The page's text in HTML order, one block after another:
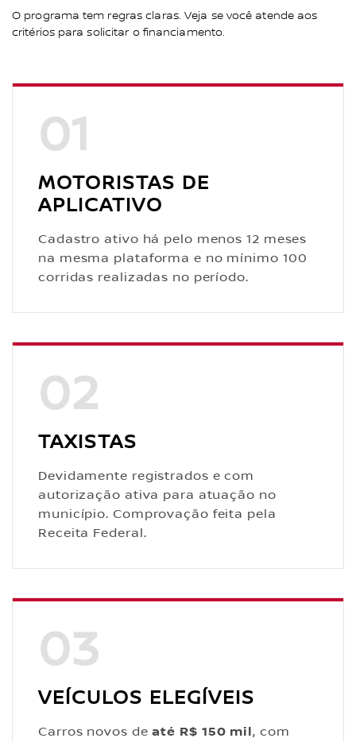
O programa tem regras claras. Veja se você atende aos
critérios para solicitar o financiamento.
01
MOTORISTAS DE
APLICATIVO
Cadastro ativo há pelo menos 12 meses
na mesma plataforma e no mínimo 100
corridas realizadas no período.
02
TAXISTAS
Devidamente registrados e com
autorização ativa para atuação no
município. Comprovação feita pela
Receita Federal.
03
VEÍCULOS ELEGÍVEIS
Carros novos deaté R$ 150 mil, com